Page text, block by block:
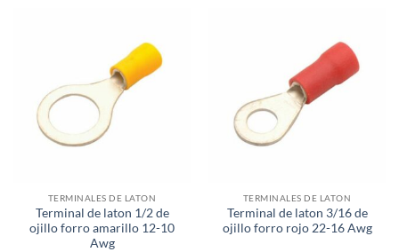
TERMINALES DE LATON
Terminal de laton 1/2 de
ojillo forro amarillo 12-10
Awg
TERMINALES DE LATON
Terminal de laton 3/16 de
ojillo forro rojo 22-16 Awg